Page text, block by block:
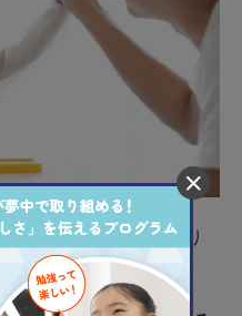
ラせず穏やかな関わり